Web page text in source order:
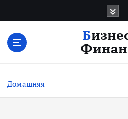
с
Бизнес и
Домашняя